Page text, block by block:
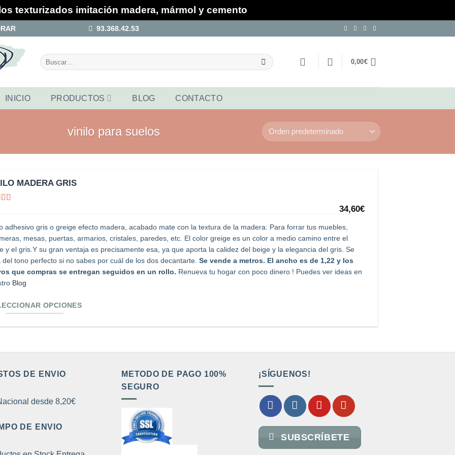
texturizados imitación madera, mármol y cemento
93.368.42.53
Buscar
por:
0,00€
INICIO PRODUCTOS BLOG CONTACTO
vinilo para suelos
MADERA GRIS
34,60€
adhesivo gris o greige efecto madera, acabado mate con la textura de la madera: Para forrar tus muebles,
mesas, puertas, armarios, cristales, paredes, etc. El color greige es un color a medio camino entre el
y el gris.Y su gran ventaja es precisamente esa, ya que aporta la calidez del beige y la elegancia del gris. Se
del tono perfecto si no sabes por cuál de los dos decantarte. Se vende a metros. El ancho es de 1,22 y los
que compras se entregan seguidos en un rollo. Renueva tu hogar con poco dinero ! Puedes ver ideas en
Blog
OPCIONES
DE ENVIO
desde 8,20€
DE ENVIO
METODO DE PAGO 100%
SEGURO
¡SÍGUENOS!
SUBSCRÍBETE